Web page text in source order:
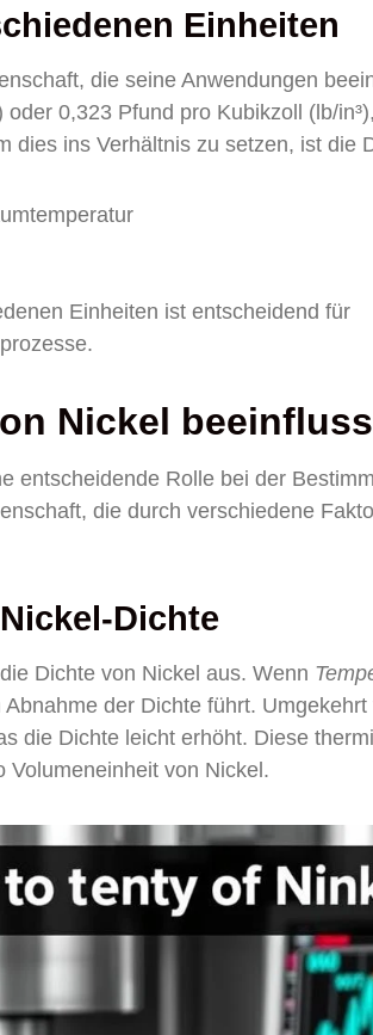
Einheiten
die seine Anwendungen
0,323 Pfund pro Kubikzoll (lb/
dies ins Verhältnis zu setzen, ist die
Einheiten ist entscheidend für
Nickel
entscheidende Rolle bei der
die durch verschiedene
Dichte
Dichte von Nickel aus. Wenn
der Dichte führt.
die Dichte leicht erhöht. Diese
Volumeneinheit von Nickel.